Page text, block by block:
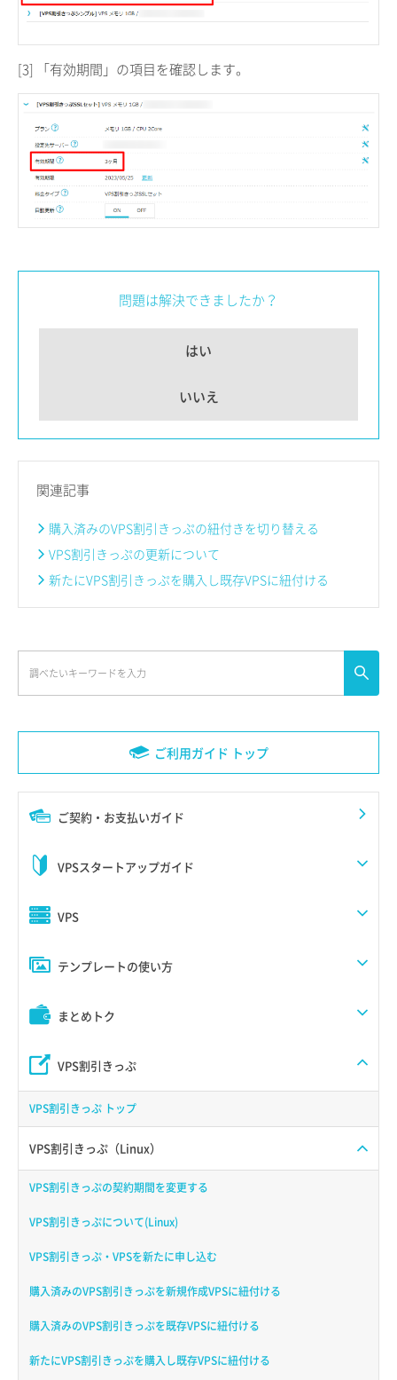
ご利用ガイド トップ
ご契約・お支払いガイド
VPSスタートアップガイド
VPS
テンプレートの使い方
まとめトク
VPS割引きっぷ
VPS割引きっぷ トップ
VPS割引きっぷ（Linux）
VPS割引きっぷの契約期間を変更する
VPS割引きっぷについて(Linux)
VPS割引きっぷ・VPSを新たに申し込む
購入済みのVPS割引きっぷを新規作成VPSに紐付ける
購入済みのVPS割引きっぷを既存VPSに紐付ける
新たにVPS割引きっぷを購入し既存VPSに紐付ける
[3] 「有効期間」の項目を確認します。
問題は解決できましたか？
はい
いいえ
関連記事
購入済みのVPS割引きっぷの紐付きを切り替える
VPS割引きっぷの更新について
新たにVPS割引きっぷを購入し既存VPSに紐付ける